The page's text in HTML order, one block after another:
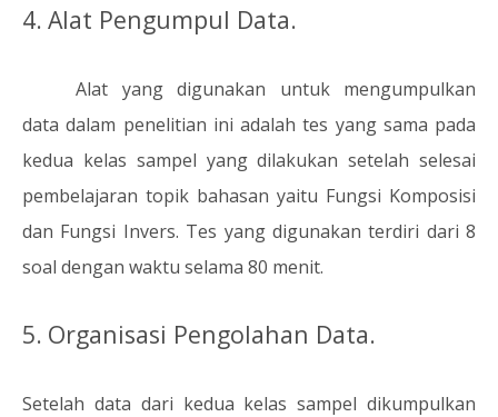
4. Alat Pengumpul Data.
Alat yang digunakan untuk mengumpulkan
data dalam penelitian ini adalah tes yang sama pada
kedua kelas sampel yang dilakukan setelah selesai
pembelajaran topik bahasan yaitu Fungsi Komposisi
dan Fungsi Invers. Tes yang digunakan terdiri dari 8
soal dengan waktu selama 80 menit.
5. Organisasi Pengolahan Data.
Setelah data dari kedua kelas sampel dikumpulkan